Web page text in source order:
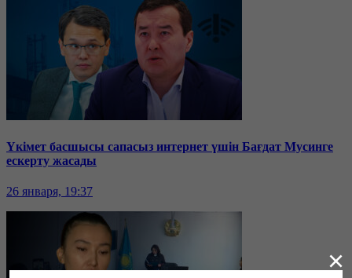
Үкімет басшысы сапасыз интернет үшін Бағдат Мусинге
ескерту жасады
26 января, 19:37
×